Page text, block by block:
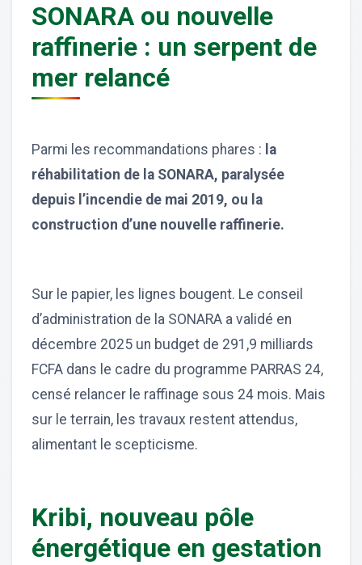
SONARA ou nouvelle
raffinerie : un serpent de
mer relancé
Parmi les recommandations phares : la
réhabilitation de la SONARA, paralysée
depuis l’incendie de mai 2019, ou la
construction d’une nouvelle raffinerie.
Sur le papier, les lignes bougent. Le conseil
d’administration de la SONARA a validé en
décembre 2025 un budget de 291,9 milliards
FCFA dans le cadre du programme PARRAS 24,
censé relancer le raffinage sous 24 mois. Mais
sur le terrain, les travaux restent attendus,
alimentant le scepticisme.
Kribi, nouveau pôle
énergétique en gestation